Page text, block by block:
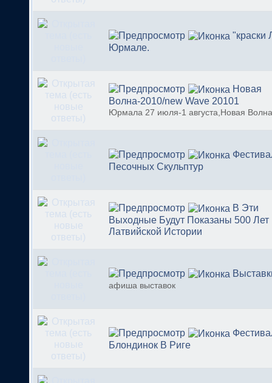
"краски
Юрмале.
Новая
Волна-2010/new Wave 20101
Юрмала 27 июля-1 августа,Новая
Песочных Скульптур
В Эти
Выходные Будут Показаны 500 Лет
Латвийской Истории
афиша выставок
Блондинок В Риге